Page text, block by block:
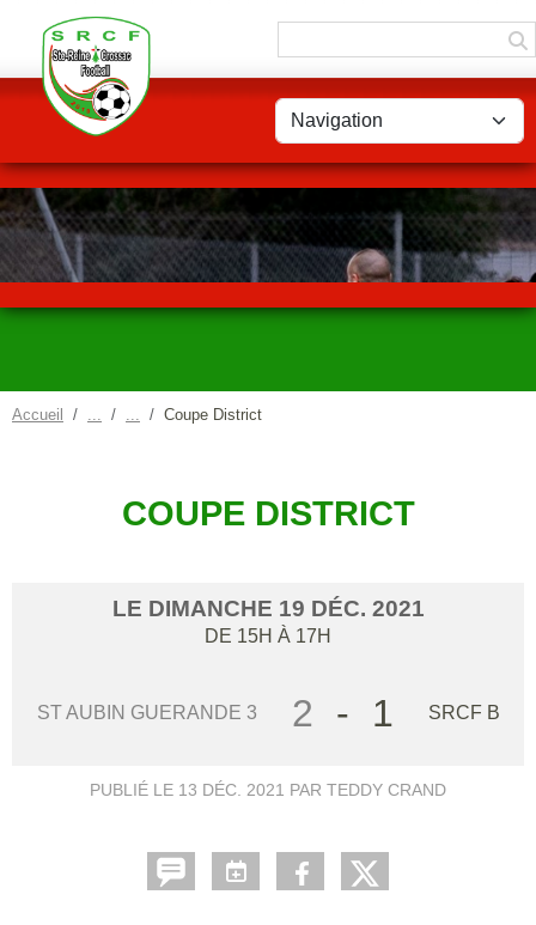
Accueil Coupe District
COUPE DISTRICT
LE DIMANCHE 19 DÉC. 2021
DE 15H À 17H
ST AUBIN GUERANDE 3 2 - 1 SRCF B
PUBLIÉ LE 13 DÉC. 2021 PAR TEDDY CRAND
Panneau de gestion des cookies